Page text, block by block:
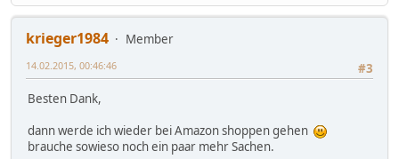
krieger1984
Member
#3
14.02.2015, 00:46:46
Besten Dank,
dann werde ich wieder bei Amazon shoppen gehen
brauche sowieso noch ein paar mehr Sachen.